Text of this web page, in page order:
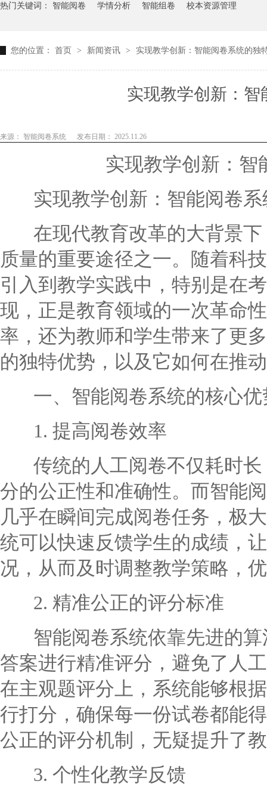
热门关键词： 智能阅卷 学情分析 智能组卷 校本资源管理
您的位置： 首页 > 新闻资讯 > 实现教学创新：智能阅卷系统的独
实现教学创新：
来源： 智能阅卷系统 发布日期： 2025.11.26
实现教学创新：智
实现教学创新：智能阅卷系
在现代教育改革的大背景下
质量的重要途径之一。随着科
引入到教学实践中，特别是在
现，正是教育领域的一次革命
率，还为教师和学生带来了更
的独特优势，以及它如何在推
一、智能阅卷系统的核心优
1. 提高阅卷效率
传统的人工阅卷不仅耗时长
分的公正性和准确性。而智能
几乎在瞬间完成阅卷任务，极
统可以快速反馈学生的成绩，
况，从而及时调整教学策略，
2. 精准公正的评分标准
智能阅卷系统依靠先进的算
答案进行精准评分，避免了人
在主观题评分上，系统能够根
行打分，确保每一份试卷都能
公正的评分机制，无疑提升了
3. 个性化教学反馈